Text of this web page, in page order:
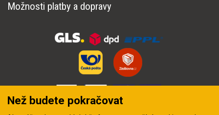
Možnosti platby a dopravy
Než budete pokračovat